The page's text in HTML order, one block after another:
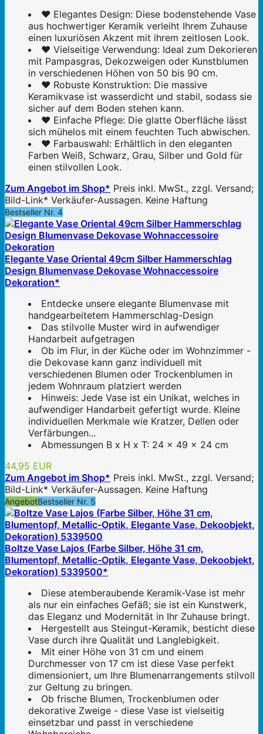
❤ Elegantes Design: Diese bodenstehende Vase
aus hochwertiger Keramik verleiht Ihrem Zuhause
einen luxuriösen Akzent mit ihrem zeitlosen Look.
❤ Vielseitige Verwendung: Ideal zum Dekorieren
mit Pampasgras, Dekozweigen oder Kunstblumen
in verschiedenen Höhen von 50 bis 90 cm.
❤ Robuste Konstruktion: Die massive
Keramikvase ist wasserdicht und stabil, sodass sie
sicher auf dem Boden stehen kann.
❤ Einfache Pflege: Die glatte Oberfläche lässt
sich mühelos mit einem feuchten Tuch abwischen.
❤ Farbauswahl: Erhältlich in den eleganten
Farben Weiß, Schwarz, Grau, Silber und Gold für
einen stilvollen Look.
Zum Angebot im Shop* Preis inkl. MwSt., zzgl. Versand;
Bild-Link* Verkäufer-Aussagen. Keine Haftung
Bestseller Nr. 4
Elegante Vase Oriental 49cm Silber Hammerschlag
Design Blumenvase Dekovase Wohnaccessoire
Dekoration*
Entdecke unsere elegante Blumenvase mit
handgearbeitetem Hammerschlag-Design
Das stilvolle Muster wird in aufwendiger
Handarbeit aufgetragen
Ob im Flur, in der Küche oder im Wohnzimmer -
die Dekovase kann ganz individuell mit
verschiedenen Blumen oder Trockenblumen in
jedem Wohnraum platziert werden
Hinweis: Jede Vase ist ein Unikat, welches in
aufwendiger Handarbeit gefertigt wurde. Kleine
individuellen Merkmale wie Kratzer, Dellen oder
Verfärbungen...
Abmessungen B x H x T: 24 x 49 x 24 cm
44,95 EUR
Zum Angebot im Shop* Preis inkl. MwSt., zzgl. Versand;
Bild-Link* Verkäufer-Aussagen. Keine Haftung
AngebotBestseller Nr. 5
Boltze Vase Lajos (Farbe Silber, Höhe 31 cm,
Blumentopf, Metallic-Optik, Elegante Vase, Dekoobjekt,
Dekoration) 5339500*
Diese atemberaubende Keramik-Vase ist mehr
als nur ein einfaches Gefäß; sie ist ein Kunstwerk,
das Eleganz und Modernität in Ihr Zuhause bringt.
Hergestellt aus Steingut-Keramik, besticht diese
Vase durch ihre Qualität und Langlebigkeit.
Mit einer Höhe von 31 cm und einem
Durchmesser von 17 cm ist diese Vase perfekt
dimensioniert, um Ihre Blumenarrangements stilvoll
zur Geltung zu bringen.
Ob frische Blumen, Trockenblumen oder
dekorative Zweige - diese Vase ist vielseitig
einsetzbar und passt in verschiedene